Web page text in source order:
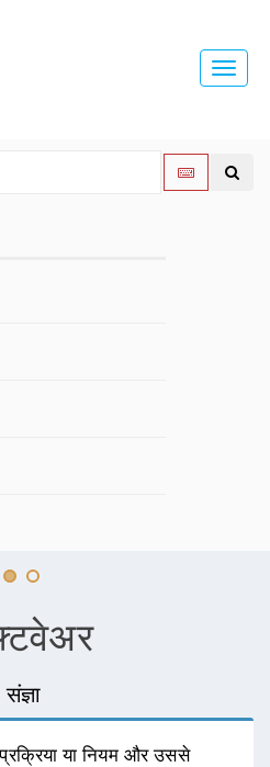
संज्ञा
या नियम और उससे